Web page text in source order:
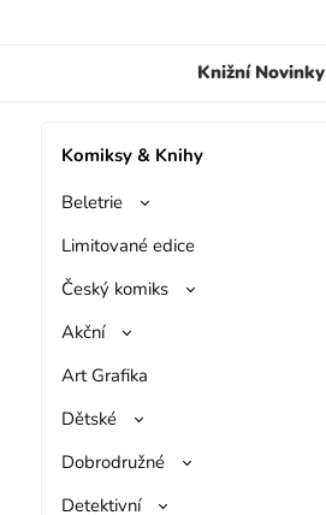
Knižní Novinky
Komiksy & Knihy
Beletrie
Limitované edice
Český komiks
Akční
Art Grafika
Dětské
Dobrodružné
Detektivní